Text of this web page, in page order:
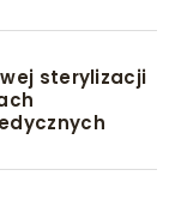
sterylizacji